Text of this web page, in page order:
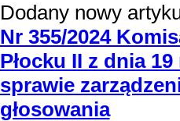
Dodany nowy
Nr 355/2024
Płocku II z dnia
sprawie
głosowania